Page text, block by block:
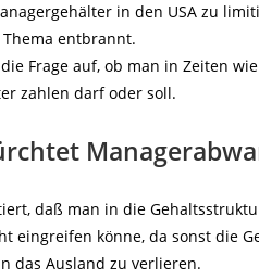
in den USA zu
entbrannt.
Frage auf, ob man in Zeiten
zahlen darf oder soll.
daß man in die
eingreifen könne, da sonst die
das Ausland zu verlieren.